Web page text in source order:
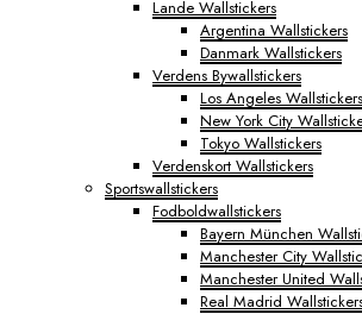
Lande Wallstickers
Argentina Wallstickers
Danmark Wallstickers
Verdens Bywallstickers
Los Angeles Wallstickers
New York City
Tokyo Wallstickers
Verdenskort Wallstickers
Sportswallstickers
Fodboldwallstickers
Bayern München
Manchester City
Manchester United
Real Madrid